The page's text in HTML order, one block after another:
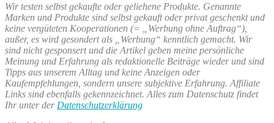
Wir testen selbst gekaufte oder geliehene Produkte. Genannte
Marken und Produkte sind selbst gekauft oder privat geschenkt und
keine vergüteten Kooperationen (= „Werbung ohne Auftrag“),
außer, es wird gesondert als „Werbung“ kenntlich gemacht. Wir
sind nicht gesponsert und die Artikel geben meine persönliche
Meinung und Erfahrung als redaktionelle Beiträge wieder und sind
Tipps aus unserem Alltag und keine Anzeigen oder
Kaufempfehlungen, sondern unsere subjektive Erfahrung. Affiliate
Links sind ebenfalls gekennzeichnet. Alles zum Datenschutz findet
Ihr unter der Datenschutzerklärung